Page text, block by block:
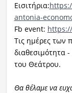
Εισιτήρια:
antonia-
Fb event:
Τις ημέρες των
διαθεσιμότητα
του Θεάτρου.
Θα θέλαμε να